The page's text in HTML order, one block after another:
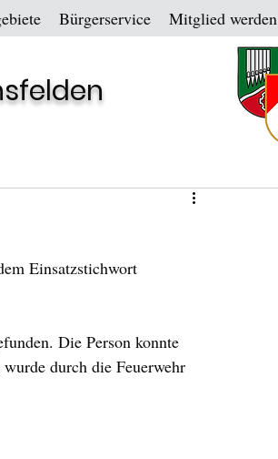
Bürgerservice Mitglied werden
Einsatzstichwort
Die Person konnte
durch die Feuerwehr